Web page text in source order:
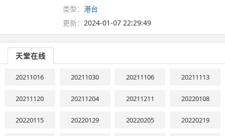
类型： 港台
更新： 2024-01-07 22:29:49
天堂在线
20211016 20211030 20211106 20211113
20211120 20211204 20211211 20220108
20220115 20220129 20220205 20220219